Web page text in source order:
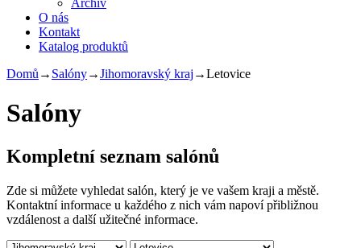
Archiv
O nás
Kontakt
Katalog produktů
Domů → Salóny→Jihomoravský kraj →Letovice
Salóny
Kompletní seznam salónů
Zde si můžete vyhledat salón, který je ve vašem kraji a městě.
Kontaktní informace u každého z nich vám napoví přibližnou
vzdálenost a další užitečné informace.